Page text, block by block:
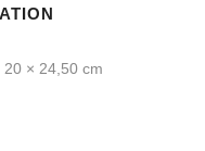
20 × 24,50 cm